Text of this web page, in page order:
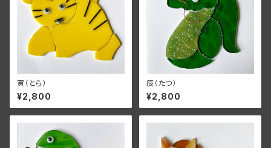
寅（とら）
¥2,800
辰（たつ）
¥2,800